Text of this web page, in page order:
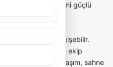
ve sahne yönetimi güçlü
fiyatları da değişebilir.
büyük şehirlerde ekip
ancak trafik, ulaşım, sahne